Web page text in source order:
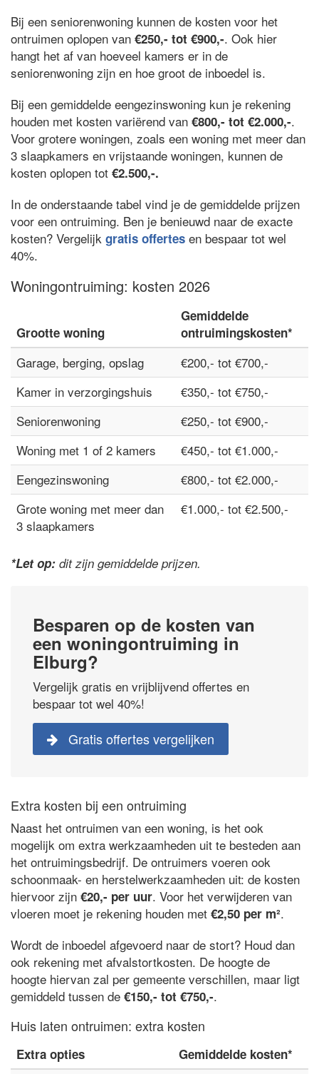
Bij een seniorenwoning kunnen de kosten voor het
ontruimen oplopen van €250,- tot €900,-. Ook hier
hangt het af van hoeveel kamers er in de
seniorenwoning zijn en hoe groot de inboedel is.
Bij een gemiddelde eengezinswoning kun je rekening
houden met kosten variërend van €800,- tot €2.000,-.
Voor grotere woningen, zoals een woning met meer dan
3 slaapkamers en vrijstaande woningen, kunnen de
kosten oplopen tot €2.500,-.
In de onderstaande tabel vind je de gemiddelde prijzen
voor een ontruiming. Ben je benieuwd naar de exacte
kosten? Vergelijk gratis offertes en bespaar tot wel
40%.
Woningontruiming: kosten 2026
Grootte woning
Gemiddelde
ontruimingskosten*
Garage, berging, opslag
€200,- tot €700,-
Kamer in verzorgingshuis
€350,- tot €750,-
Seniorenwoning
€250,- tot €900,-
Woning met 1 of 2 kamers
€450,- tot €1.000,-
Eengezinswoning
€800,- tot €2.000,-
Grote woning met meer dan
3 slaapkamers
€1.000,- tot €2.500,-
*Let op: dit zijn gemiddelde prijzen.
Besparen op de kosten van
een woningontruiming in
Elburg?
Vergelijk gratis en vrijblijvend offertes en
bespaar tot wel 40%!
Gratis offertes vergelijken
Extra kosten bij een ontruiming
Naast het ontruimen van een woning, is het ook
mogelijk om extra werkzaamheden uit te besteden aan
het ontruimingsbedrijf. De ontruimers voeren ook
schoonmaak- en herstelwerkzaamheden uit: de kosten
hiervoor zijn €20,- per uur. Voor het verwijderen van
vloeren moet je rekening houden met €2,50 per m².
Wordt de inboedel afgevoerd naar de stort? Houd dan
ook rekening met afvalstortkosten. De hoogte de
hoogte hiervan zal per gemeente verschillen, maar ligt
gemiddeld tussen de €150,- tot €750,-.
Huis laten ontruimen: extra kosten
Extra opties Gemiddelde kosten*